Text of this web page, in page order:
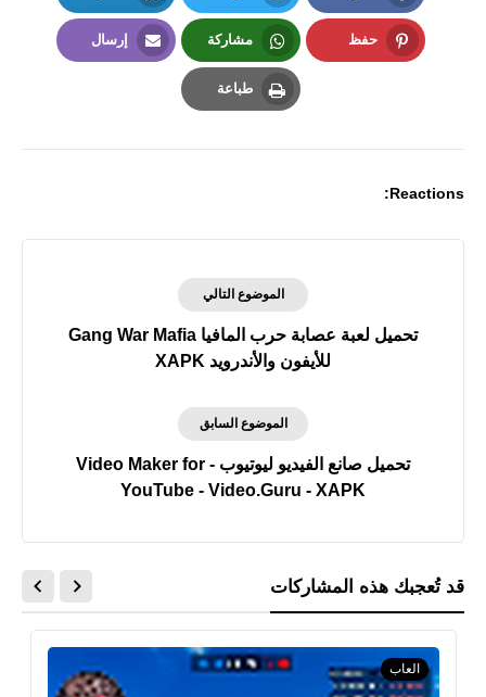
Facebook
Twitter
LinkedIn
حفظ مشاركة
Whatsapp
إرسال
طباعة
Reactions:
الموضوع التالي
تحميل لعبة عصابة حرب المافيا Gang War Mafia
للأيفون والأندرويد XAPK
الموضوع السابق
تحميل صانع الفيديو ليوتيوب - Video Maker for
YouTube - Video.Guru - XAPK
قد تُعجبك هذه المشاركات
العاب